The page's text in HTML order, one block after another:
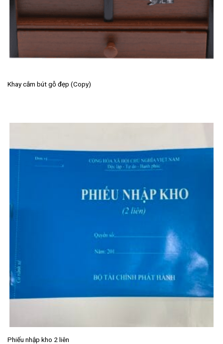
Khay cắm bút gỗ đẹp (Copy)
Phiếu nhập kho 2 liên